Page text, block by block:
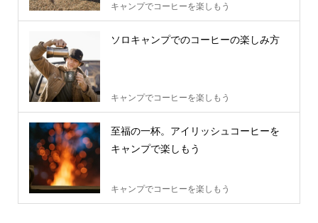
キャンプでコーヒーを楽しもう
ソロキャンプでのコーヒーの楽しみ方
キャンプでコーヒーを楽しもう
至福の一杯。アイリッシュコーヒーを
キャンプで楽しもう
キャンプでコーヒーを楽しもう